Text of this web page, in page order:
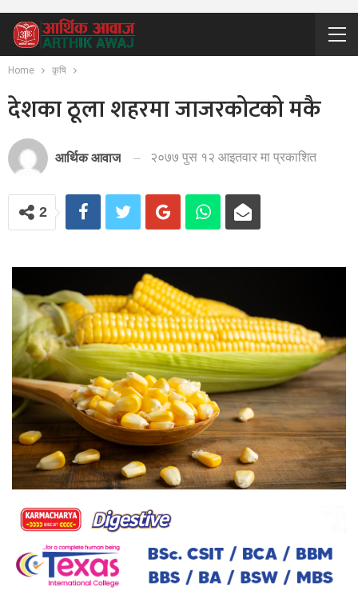
Home कृषि
देशका ठूला शहरमा जाजरकोटको मकै
आर्थिक आवाज २०७७ पुस १२ आइतवार मा प्रकाशित
2